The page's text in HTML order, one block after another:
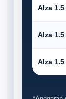
Alza 1.5
Alza 1.5
Alza 1.5